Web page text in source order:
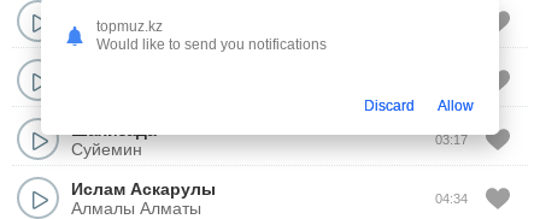
Бул махаббат абайла
Суйемин
03:17
Ислам Аскарулы
Алмалы Алматы
04:34
topmuz.kz
Would like to send you notifications
Discard Allow